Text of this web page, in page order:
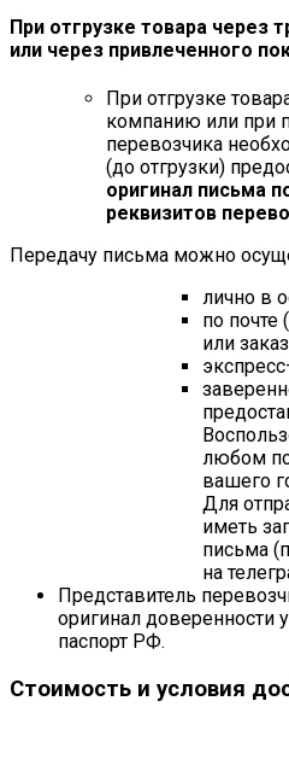
При отгрузке товара через
или через привлеченного
При отгрузке
компанию или при
перевозчика
(до отгрузки)
оригинал письма
реквизитов
Передачу письма можно
лично в
по
или
любом
вашего
Для
иметь
письма
на
Представитель
оригинал доверенности
паспорт РФ.
Стоимость и условия